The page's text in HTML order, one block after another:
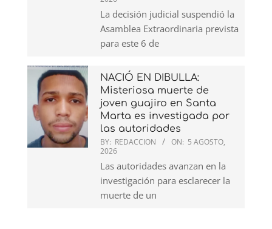
La decisión judicial suspendió la
Asamblea Extraordinaria prevista
para este 6 de
NACIÓ EN DIBULLA:
Misteriosa muerte de
joven guajiro en Santa
Marta es investigada por
las autoridades
BY: REDACCION ON: 5 AGOSTO,
2026
Las autoridades avanzan en la
investigación para esclarecer la
muerte de un